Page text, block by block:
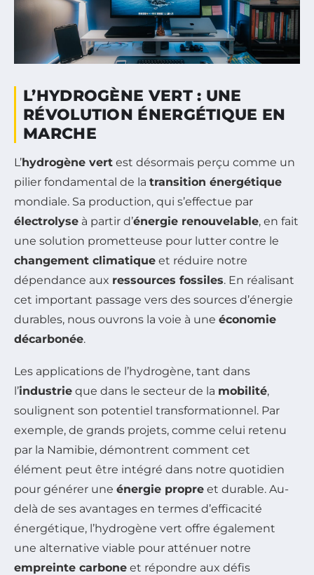
L’HYDROGÈNE VERT : UNE
RÉVOLUTION ÉNERGÉTIQUE EN
MARCHE
L’hydrogène vert est désormais perçu comme un
pilier fondamental de la transition énergétique
mondiale. Sa production, qui s’effectue par
électrolyse à partir d’énergie renouvelable, en fait
une solution prometteuse pour lutter contre le
changement climatique et réduire notre
dépendance aux ressources fossiles. En réalisant
cet important passage vers des sources d’énergie
durables, nous ouvrons la voie à une économie
décarbonée.
Les applications de l’hydrogène, tant dans
l’industrie que dans le secteur de la mobilité,
soulignent son potentiel transformationnel. Par
exemple, de grands projets, comme celui retenu
par la Namibie, démontrent comment cet
élément peut être intégré dans notre quotidien
pour générer une énergie propre et durable. Au-
delà de ses avantages en termes d’efficacité
énergétique, l’hydrogène vert offre également
une alternative viable pour atténuer notre
empreinte carbone et répondre aux défis